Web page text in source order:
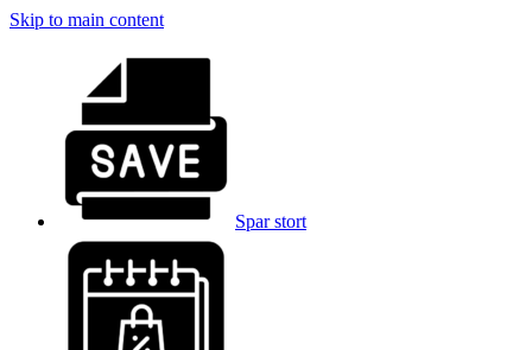
Skip to main content
Spar stort